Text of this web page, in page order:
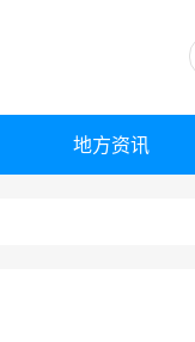
地方资讯